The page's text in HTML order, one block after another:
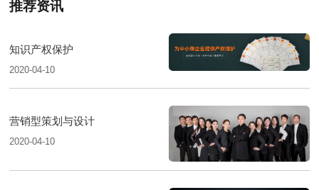
推荐资讯
知识产权保护
2020-04-10
营销型策划与设计
2020-04-10